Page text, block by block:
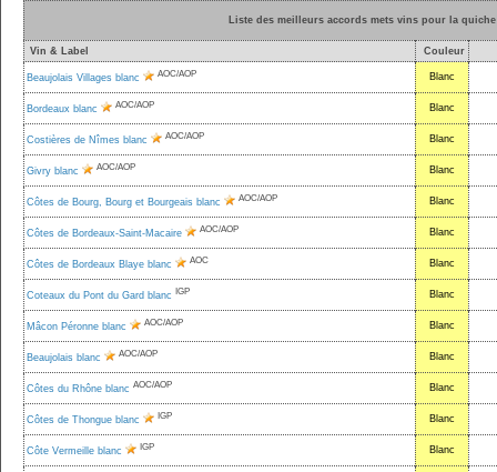
Liste des meilleurs accords mets vins pour la
Vin & Label Couleur
Beaujolais Villages blanc AOC/AOP Blanc
Bordeaux blanc AOC/AOP Blanc
Costières de Nîmes blanc AOC/AOP Blanc
Givry blanc AOC/AOP Blanc
Côtes de Bourg, Bourg et Bourgeais blanc AOC/AOP Blanc
Côtes de Bordeaux-Saint-Macaire AOC/AOP Blanc
Côtes de Bordeaux Blaye blanc AOC Blanc
Coteaux du Pont du Gard blanc IGP Blanc
Mâcon Péronne blanc AOC/AOP Blanc
Beaujolais blanc AOC/AOP Blanc
Côtes du Rhône blanc AOC/AOP Blanc
Côtes de Thongue blanc IGP Blanc
Côte Vermeille blanc IGP Blanc